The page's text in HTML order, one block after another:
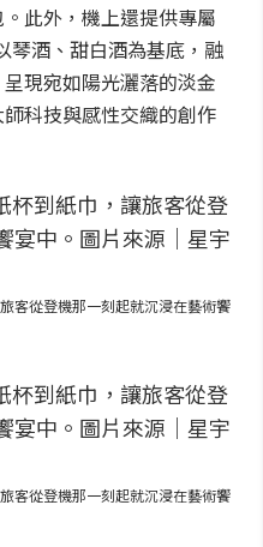
此外，機上還提供專屬
琴酒、甜白酒為基底，融
現宛如陽光灑落的淡金
科技與感性交織的創作
客從登機那一刻起就沉浸在藝術饗
客從登機那一刻起就沉浸在藝術饗